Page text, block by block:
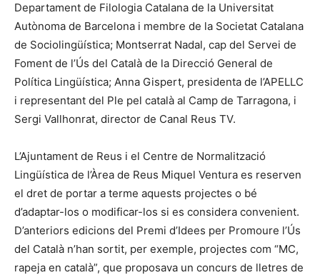
Departament de Filologia Catalana de la Universitat
Autònoma de Barcelona i membre de la Societat Catalana
de Sociolingüística; Montserrat Nadal, cap del Servei de
Foment de l’Ús del Català de la Direcció General de
Política Lingüística; Anna Gispert, presidenta de l’APELLC
i representant del Ple pel català al Camp de Tarragona, i
Sergi Vallhonrat, director de Canal Reus TV.
L’Ajuntament de Reus i el Centre de Normalització
Lingüística de l’Àrea de Reus Miquel Ventura es reserven
el dret de portar a terme aquests projectes o bé
d’adaptar-los o modificar-los si es considera convenient.
D’anteriors edicions del Premi d’Idees per Promoure l’Ús
del Català n’han sortit, per exemple, projectes com “MC,
rapeja en català”, que proposava un concurs de lletres de